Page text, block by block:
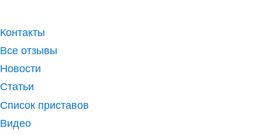
Контакты
Все отзывы
Новости
Статьи
Список приставов
Видео